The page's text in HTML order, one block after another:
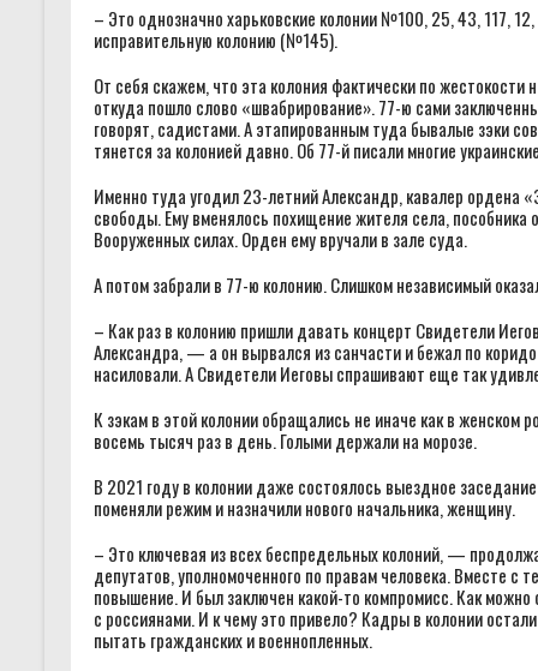
– Это однозначно харьковские колонии №100, 25, 43, 117,
исправительную колонию (№145).
От себя скажем, что эта колония фактически по
откуда пошло слово «швабрирование». 77-ю сами
говорят, садистами. А этапированным туда бывалые зэки
тянется за колонией давно. Об 77-й писали многие
Именно туда угодил 23-летний Александр, кавалер ордена
свободы. Ему вменялось похищение жителя села,
Вооруженных силах. Орден ему вручали в зале суда.
А потом забрали в 77-ю колонию. Слишком независимый
– Как раз в колонию пришли давать концерт Свидетели
Александра, — а он вырвался из санчасти и бежал по
насиловали. А Свидетели Иеговы спрашивают еще так
К зэкам в этой колонии обращались не иначе как в
восемь тысяч раз в день. Голыми держали на морозе.
В 2021 году в колонии даже состоялось выездное
поменяли режим и назначили нового начальника, женщину.
– Это ключевая из всех беспредельных колоний, —
депутатов, уполномоченного по правам человека. Вместе с
повышение. И был заключен какой-то компромисс. Как
с россиянами. И к чему это привело? Кадры в колонии
пытать гражданских и военнопленных.